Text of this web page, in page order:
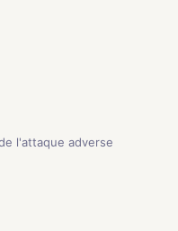
l'attaque adverse